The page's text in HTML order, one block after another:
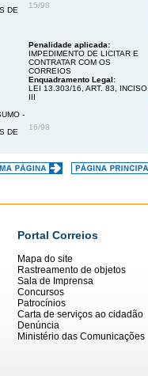
DE
15/98
Penalidade aplicada:
IMPEDIMENTO DE LICITAR E
CONTRATAR COM OS
CORREIOS
Enquadramento Legal:
LEI 13.303/16, ART. 83, INCISO
III
-
DE
16/98
Portal Correios
Mapa do site
Rastreamento de objetos
Sala de Imprensa
Concursos
Patrocínios
Carta de serviços ao cidadão
Denúncia
Ministério das Comunicações